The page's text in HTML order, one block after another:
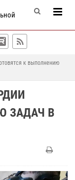
к выполнению
ЗАДАЧ В